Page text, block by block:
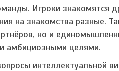
Игроки знакомятся
на знакомства разные.
но и
амбициозными целями.
интеллектуальной